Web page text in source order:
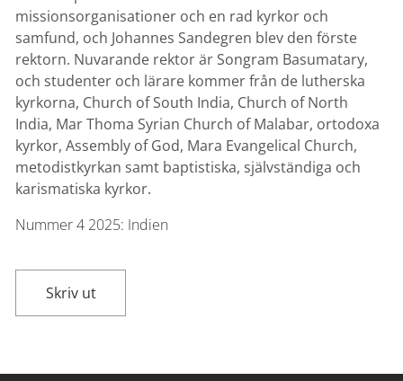
missionsorganisationer och en rad kyrkor och
samfund, och Johannes Sandegren blev den förste
rektorn. Nuvarande rektor är Songram Basumatary,
och studenter och lärare kommer från de lutherska
kyrkorna, Church of South India, Church of North
India, Mar Thoma Syrian Church of Malabar, ortodoxa
kyrkor, Assembly of God, Mara Evangelical Church,
metodistkyrkan samt baptistiska, självständiga och
karismatiska kyrkor.
Nummer 4 2025: Indien
Skriv ut